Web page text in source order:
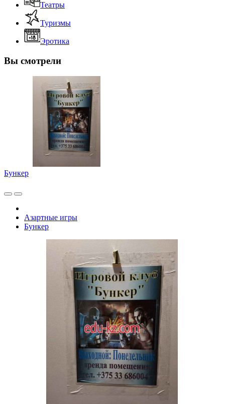
Театры
Туризмы
Эротика
Вы смотрели
Бункер
Азартные игры
Бункер